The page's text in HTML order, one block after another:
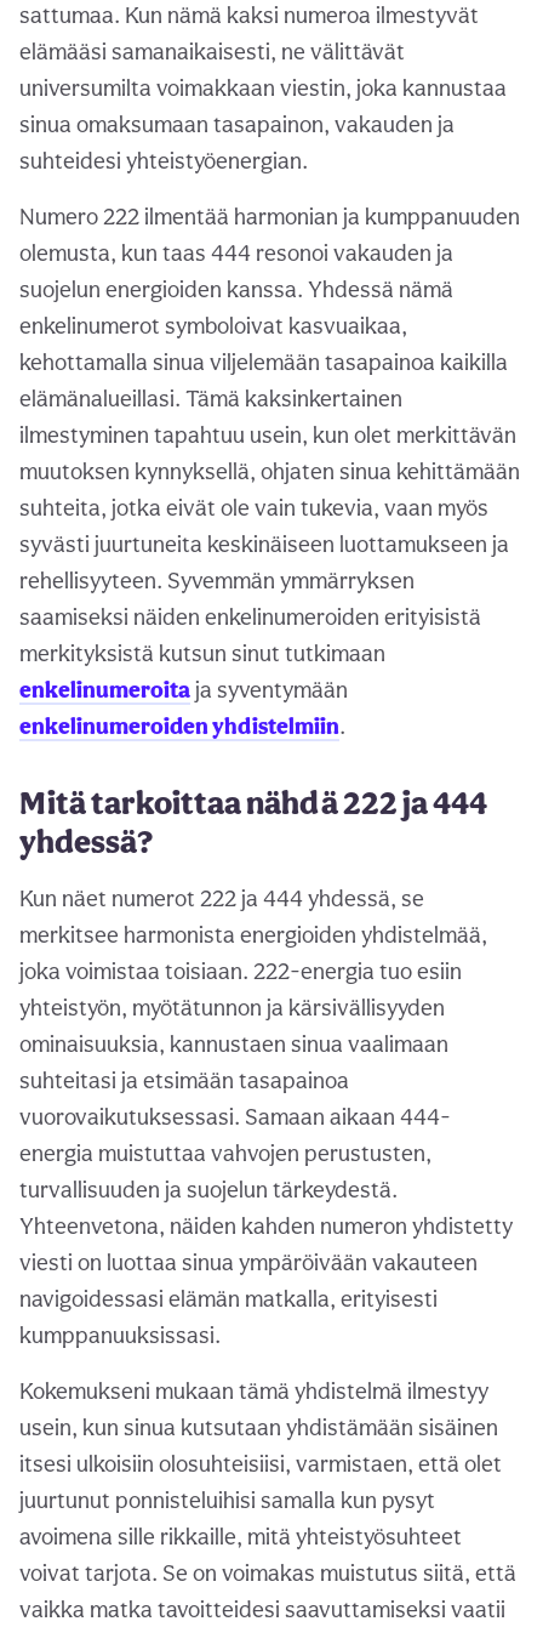
sattumaa. Kun nämä kaksi numeroa ilmestyvät
elämääsi samanaikaisesti, ne välittävät
universumilta voimakkaan viestin, joka kannustaa
sinua omaksumaan tasapainon, vakauden ja
suhteidesi yhteistyöenergian.
Numero 222 ilmentää harmonian ja kumppanuuden
olemusta, kun taas 444 resonoi vakauden ja
suojelun energioiden kanssa. Yhdessä nämä
enkelinumerot symboloivat kasvuaikaa,
kehottamalla sinua viljelemään tasapainoa kaikilla
elämänalueillasi. Tämä kaksinkertainen
ilmestyminen tapahtuu usein, kun olet merkittävän
muutoksen kynnyksellä, ohjaten sinua kehittämään
suhteita, jotka eivät ole vain tukevia, vaan myös
syvästi juurtuneita keskinäiseen luottamukseen ja
rehellisyyteen. Syvemmän ymmärryksen
saamiseksi näiden enkelinumeroiden erityisistä
merkityksistä kutsun sinut tutkimaan
enkelinumeroitaja syventymään
enkelinumeroiden yhdistelmiin.
Mitä tarkoittaa nähdä 222 ja 444
yhdessä?
Kun näet numerot 222 ja 444 yhdessä, se
merkitsee harmonista energioiden yhdistelmää,
joka voimistaa toisiaan. 222-energia tuo esiin
yhteistyön, myötätunnon ja kärsivällisyyden
ominaisuuksia, kannustaen sinua vaalimaan
suhteitasi ja etsimään tasapainoa
vuorovaikutuksessasi. Samaan aikaan 444-
energia muistuttaa vahvojen perustusten,
turvallisuuden ja suojelun tärkeydestä.
Yhteenvetona, näiden kahden numeron yhdistetty
viesti on luottaa sinua ympäröivään vakauteen
navigoidessasi elämän matkalla, erityisesti
kumppanuuksissasi.
Kokemukseni mukaan tämä yhdistelmä ilmestyy
usein, kun sinua kutsutaan yhdistämään sisäinen
itsesi ulkoisiin olosuhteisiisi, varmistaen, että olet
juurtunut ponnisteluihisi samalla kun pysyt
avoimena sille rikkaille, mitä yhteistyösuhteet
voivat tarjota. Se on voimakas muistutus siitä, että
vaikka matka tavoitteidesi saavuttamiseksi vaatii